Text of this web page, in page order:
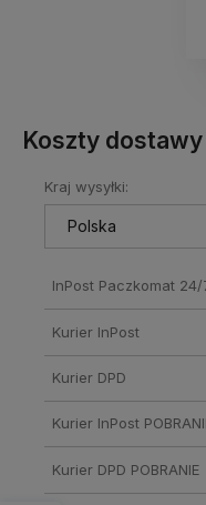
Koszty dostawy
Kraj wysyłki:
InPost Paczkomat 24/
Kurier InPost
Kurier DPD
Kurier InPost
Kurier DPD POBRANIE